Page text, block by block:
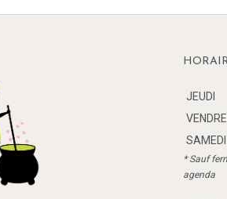
plusieurs
JEUDI
SAMEDI
* Sauf
agenda